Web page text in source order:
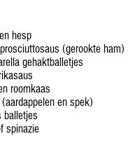
hesp
(gerookte ham)
gehaktballetjes
roomkaas
en spek)
balletjes
spinazie